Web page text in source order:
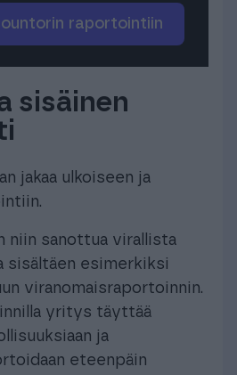
raportointiin
sisäinen
jakaa ulkoiseen ja
niin sanottua virallista
sisältäen esimerkiksi
viranomaisraportoinnin.
yritys täyttää
ja
eteenpäin